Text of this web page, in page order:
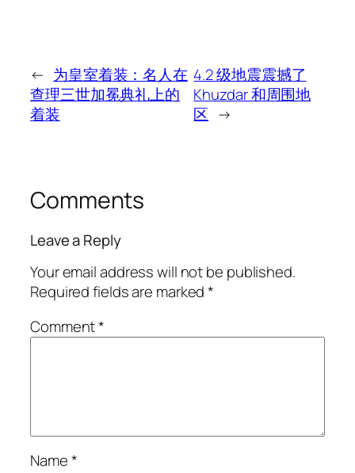
← 为皇室着装：名人在
查理三世加冕典礼上的
着装
4.2 级地震震撼了
Khuzdar 和周围地
区 →
Comments
Leave a Reply
Your email address will not be published.
Required fields are marked*
Comment*
Name*